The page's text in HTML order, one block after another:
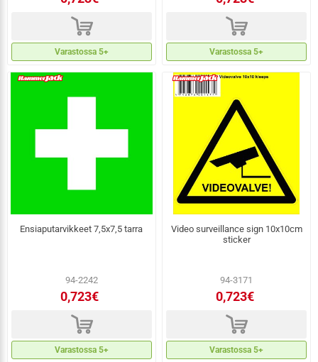
d
Varastossa 5+
d
Varastossa 5+
Ensiaputarvikkeet 7,5x7,5 tarra
94-2242
0,723€
d
Varastossa 5+
Video surveillance sign 10x10cm
sticker
94-3171
0,723€
d
Varastossa 5+